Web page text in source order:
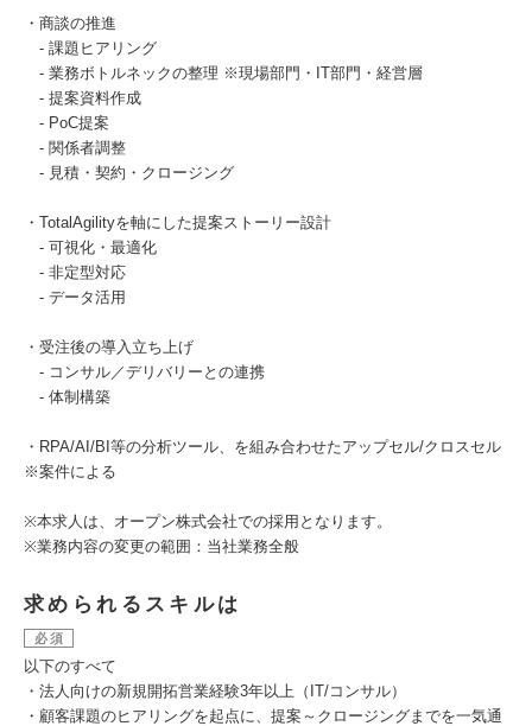
・商談の推進
- 課題ヒアリング
- 業務ボトルネックの整理 ※現場部門・IT部門・経営層
- 提案資料作成
- PoC提案
- 関係者調整
- 見積・契約・クロージング
・TotalAgilityを軸にした提案ストーリー設計
- 可視化・最適化
- 非定型対応
- データ活用
・受注後の導入立ち上げ
- コンサル／デリバリーとの連携
- 体制構築
・RPA/AI/BI等の分析ツール、を組み合わせたアップセル/クロスセル
※案件による
※本求人は、オープン株式会社での採用となります。
※業務内容の変更の範囲：当社業務全般
求められるスキルは
必須
以下のすべて
・法人向けの新規開拓営業経験3年以上（IT/コンサル）
・顧客課題のヒアリングを起点に、提案～クロージングまでを一気通